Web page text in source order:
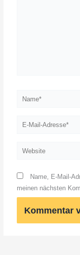
Name*
E-
Website
Name, E-Mail-
meinen nächsten